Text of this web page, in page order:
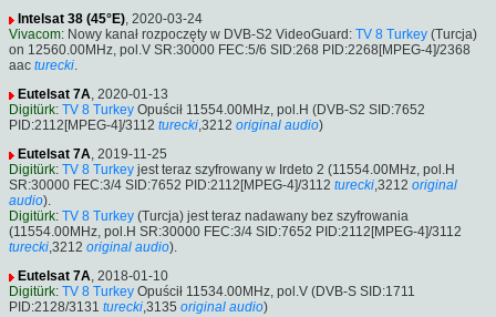
Intelsat 38 (45°E), 2020-03-24
Vivacom: Nowy kanał rozpoczęty w DVB-S2 VideoGuard: TV 8 Turkey (Turcja)
on 12560.00MHz, pol.V SR:30000 FEC:5/6 SID:268 PID:2268[MPEG-4]/2368
aac turecki.
Eutelsat 7A, 2020-01-13
Digitürk: TV 8 Turkey Opuścił 11554.00MHz, pol.H (DVB-S2 SID:7652
PID:2112[MPEG-4]/3112 turecki,3212 original audio)
Eutelsat 7A, 2019-11-25
Digitürk: TV 8 Turkey jest teraz szyfrowany w Irdeto 2 (11554.00MHz, pol.H
SR:30000 FEC:3/4 SID:7652 PID:2112[MPEG-4]/3112 turecki,3212 original
audio).
Digitürk: TV 8 Turkey (Turcja) jest teraz nadawany bez szyfrowania
(11554.00MHz, pol.H SR:30000 FEC:3/4 SID:7652 PID:2112[MPEG-4]/3112
turecki,3212 original audio).
Eutelsat 7A, 2018-01-10
Digitürk: TV 8 Turkey Opuścił 11534.00MHz, pol.V (DVB-S SID:1711
PID:2128/3131 turecki,3135 original audio)